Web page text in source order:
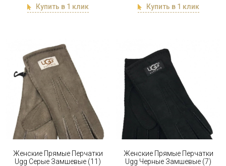
Купить в 1 клик Купить в 1 клик
Женские Прямые Перчатки
Ugg Серые Замшевые (11)
Женские Прямые Перчатки
Ugg Черные Замшевые (7)